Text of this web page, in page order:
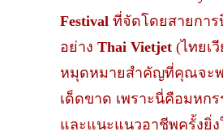
Festival ที่จัดโดยสายการ
อย่าง Thai Vietjet (ไทยเ
หมุดหมายสำคัญที่คุณจะ
เด็ดขาด เพราะนี่คือมหก
และแนะแนวอาชีพครั้งยิ่